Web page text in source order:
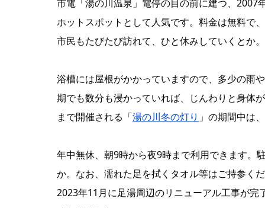
市電「湯の川温泉」電停の目の前に建つ、2007
ホットスポットとして人気です。料金は無料で
市民もたびたび訪れて、ひと休みしていくとか。
浴槽には屋根がかかっていますので、多少の雨
期でも数分も浸かっていれば、じんわりと身体
まで開催される「湯の川冬の灯り 」の期間中は
年中無休、朝9時から夜9時まで利用できます。
か。なお、濡れた足を拭くタオル等はご持参く
2023年11月に足湯周辺のリニューアル工事が